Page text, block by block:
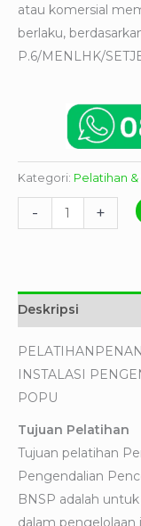
atau komersial
berlaku,
P.6/MENLHK/
Kategori: Pelatihan &
- +
Deskripsi
INSTALASI
POPU
Tujuan Pelatihan
Tujuan pelatihan
Pengendalian
BNSP adalah
dalam pengelolaan